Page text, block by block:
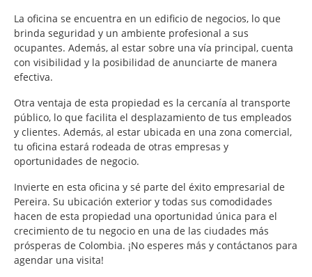
La oficina se encuentra en un edificio de negocios, lo que
brinda seguridad y un ambiente profesional a sus
ocupantes. Además, al estar sobre una vía principal, cuenta
con visibilidad y la posibilidad de anunciarte de manera
efectiva.
Otra ventaja de esta propiedad es la cercanía al transporte
público, lo que facilita el desplazamiento de tus empleados
y clientes. Además, al estar ubicada en una zona comercial,
tu oficina estará rodeada de otras empresas y
oportunidades de negocio.
Invierte en esta oficina y sé parte del éxito empresarial de
Pereira. Su ubicación exterior y todas sus comodidades
hacen de esta propiedad una oportunidad única para el
crecimiento de tu negocio en una de las ciudades más
prósperas de Colombia. ¡No esperes más y contáctanos para
agendar una visita!